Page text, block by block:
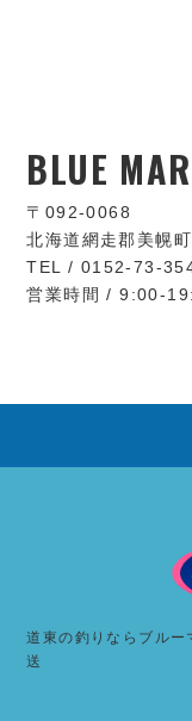
BLUE
〒092-0068
北海道網走郡美幌
TEL / 0152-73-
営業時間 / 9:00-
道東の釣りならブル
送